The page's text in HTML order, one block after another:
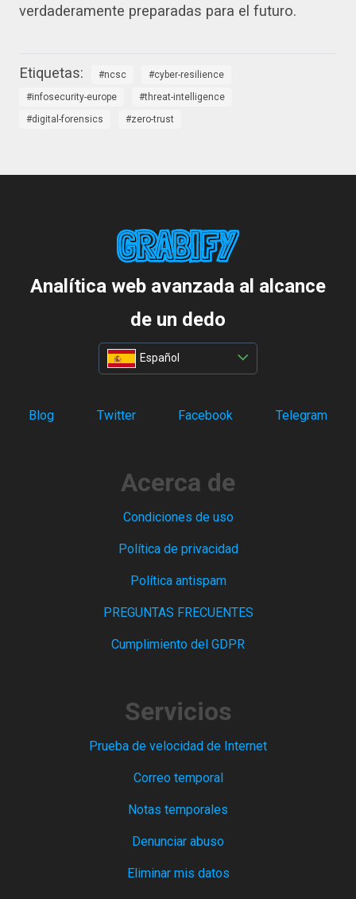
verdaderamente preparadas para el futuro.
ncsc
cyber-resilience
infosecurity-europe
threat-intelligence
digital-forensics
zero-trust
Analítica web avanzada al alcance
de un dedo
Español
Blog Twitter Facebook Telegram
Acerca de
Condiciones de uso
Política de privacidad
Política antispam
PREGUNTAS FRECUENTES
Cumplimiento del GDPR
Servicios
Prueba de velocidad de Internet
Correo temporal
Notas temporales
Denunciar abuso
Eliminar mis datos